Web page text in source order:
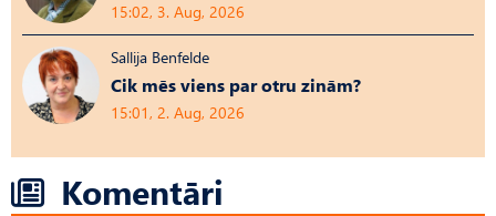
15:02, 3. Aug, 2026
Sallija Benfelde
Cik mēs viens par otru zinām?
15:01, 2. Aug, 2026
Komentāri